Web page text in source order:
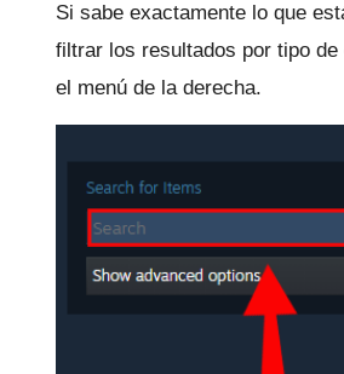
Si sabe exactamente lo que
filtrar los resultados por tipo
el menú de la derecha.